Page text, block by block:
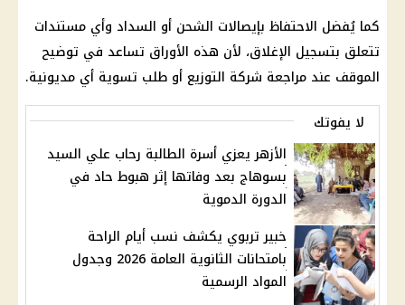
كما يُفضل الاحتفاظ بإيصالات الشحن أو السداد وأي مستندات
تتعلق بتسجيل الإغلاق، لأن هذه الأوراق تساعد في توضيح
الموقف عند مراجعة شركة التوزيع أو طلب تسوية أي مديونية.
لا يفوتك
الأزهر يعزي أسرة الطالبة رحاب علي السيد
بسوهاج بعد وفاتها إثر هبوط حاد في
الدورة الدموية
خبير تربوي يكشف نسب أيام الراحة
بامتحانات الثانوية العامة 2026 وجدول
المواد الرسمية